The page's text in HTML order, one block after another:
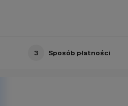
3 Sposób płatności